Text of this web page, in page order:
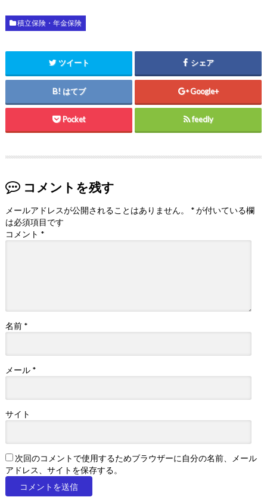
積立保険・年金保険
ツイート シェア
はてブ Google+
Pocket feedly
コメントを残す
メールアドレスが公開されることはありません。 *が付いている欄
は必須項目です
コメント *
名前 *
メール *
サイト
次回のコメントで使用するためブラウザーに自分の名前、メール
アドレス、サイトを保存する。